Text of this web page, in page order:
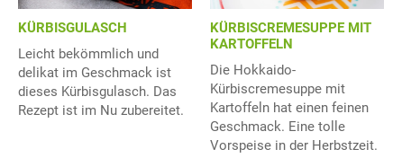
KÜRBISGULASCH
Leicht bekömmlich und
delikat im Geschmack ist
dieses Kürbisgulasch. Das
Rezept ist im Nu zubereitet.
KÜRBISCREMESUPPE MIT
KARTOFFELN
Die Hokkaido-
Kürbiscremesuppe mit
Kartoffeln hat einen feinen
Geschmack. Eine tolle
Vorspeise in der Herbstzeit.